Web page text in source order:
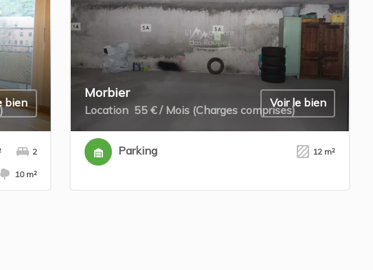
bien
2
10 m²
Morbier
Location 55 € / Mois (Charges comprises)
Voir le bien
Parking 12 m²